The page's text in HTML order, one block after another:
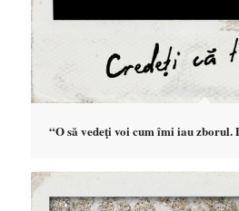
“O să vedeţi voi cum îmi iau zborul.